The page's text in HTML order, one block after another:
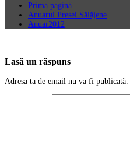
Prima pagină
Anuarul Presei Sălăjene
Anuar2012
Lasă un răspuns
Adresa ta de email nu va fi publicată.